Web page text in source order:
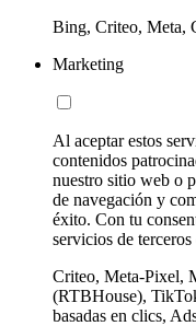
Bing, Criteo, Meta,
Marketing
Al aceptar estos
contenidos
nuestro sitio web o
de navegación y
éxito. Con tu
servicios de
Criteo, Meta-Pixel,
(RTBHouse),
basadas en clics,